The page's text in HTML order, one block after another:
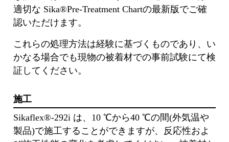
適切な Sika®Pre-Treatment Chartの最新版でご確
認いただけます。
これらの処理⽅法は経験に基づくものであり、い
かなる場合でも現物の被着材での事前試験にて検
証してください。
施工
Sikaflex®-292i は、10 ℃から40 ℃の間(外気温や
製品)で施⼯することができますが、反応性およ